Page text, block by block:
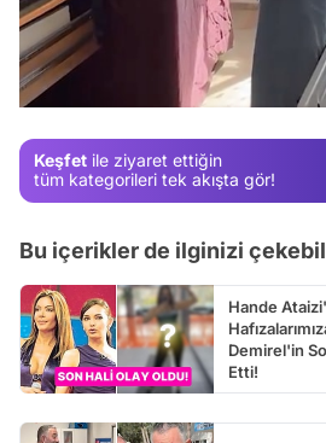
Keşfet ile ziyaret ettiğin
tüm kategorileri tek akışta gör!
Bu içerikler de ilginizi
Hande
Demirel'in
Etti!